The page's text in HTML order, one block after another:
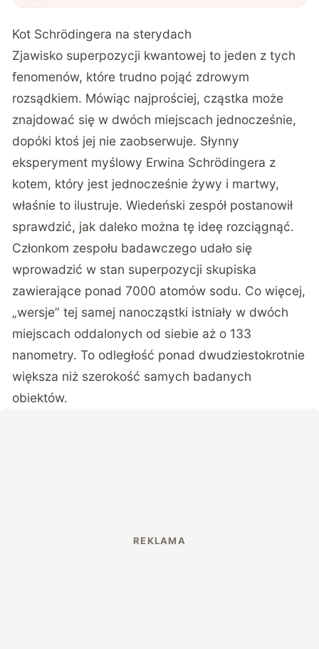
Kot Schrödingera na sterydach
Zjawisko superpozycji kwantowej to jeden z tych
fenomenów, które trudno pojąć zdrowym
rozsądkiem. Mówiąc najprościej, cząstka może
znajdować się w dwóch miejscach jednocześnie,
dopóki ktoś jej nie zaobserwuje. Słynny
eksperyment myślowy Erwina Schrödingera z
kotem, który jest jednocześnie żywy i martwy,
właśnie to ilustruje. Wiedeński zespół postanowił
sprawdzić, jak daleko można tę ideę rozciągnąć.
Członkom zespołu badawczego udało się
wprowadzić w stan superpozycji skupiska
zawierające ponad 7000 atomów sodu. Co więcej,
„wersje” tej samej nanocząstki istniały w dwóch
miejscach oddalonych od siebie aż o 133
nanometry. To odległość ponad dwudziestokrotnie
większa niż szerokość samych badanych
obiektów.